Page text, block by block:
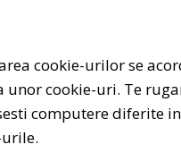
cookie-urilor se
cookie-uri. Te
computere diferite